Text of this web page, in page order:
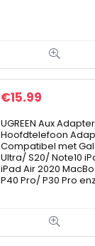
€15.99
UGREEN Aux
Hoofdtelefoon
Compatibel met
Ultra/ S20/ Note10
iPad Air 2020
P40 Pro/ P30 Pro